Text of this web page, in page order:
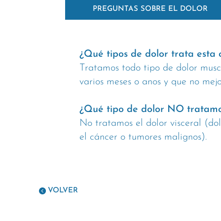
PREGUNTAS SOBRE EL DOLOR
¿Qué tipos de dolor trata esta
Tratamos todo tipo de dolor
varios meses o anos y que no
¿Qué tipo de dolor NO
No tratamos el dolor visceral
el cáncer o tumores malignos).
VOLVER